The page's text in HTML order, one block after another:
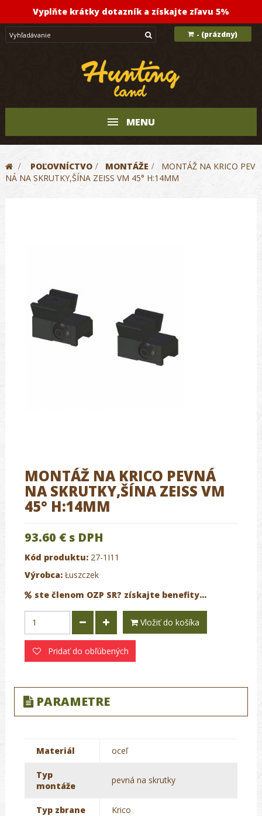
Vyplňte krátky dotazník a získajte zľavu 5%
- (prázdny)
MENU
> POĽOVNÍCTVO > MONTÁŽE >
MONTÁŽ NA KRICO PEV
NÁ NA SKRUTKY,ŠÍNA ZEISS VM 45° H:14MM
MONTÁŽ NA KRICO PEVNÁ
NA SKRUTKY,ŠÍNA ZEISS VM
45° H:14MM
93.60 € s DPH
Kód produktu: 27-1I11
Výrobca: Łuszczek
ste členom OZP SR? získajte benefity...
Vložiť do košíka
Pridať do obľúbených
PARAMETRE
Materiál oceľ
Typ
montáže
pevná na skrutky
Typ zbrane Krico